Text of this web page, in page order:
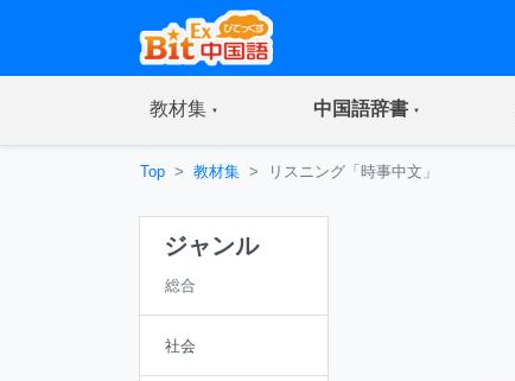
教材集(current) 中国語辞書(current)
Top 教材集 リスニング「時事中文」
ジャンル
総合
社会